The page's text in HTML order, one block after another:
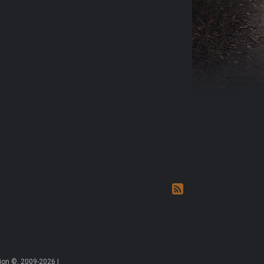
©, 2009-2026 |